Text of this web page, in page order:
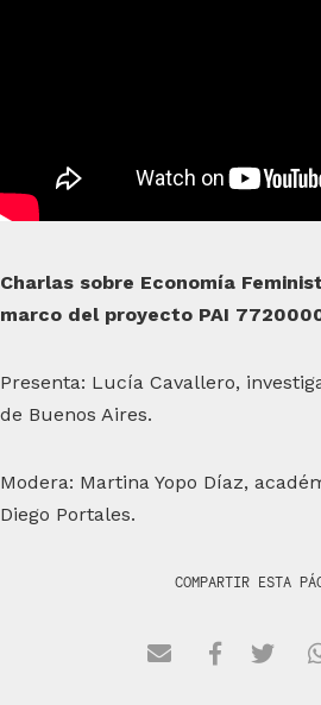
Charlas sobre Economía
marco del proyecto PAI
Presenta: Lucía Cavallero,
de Buenos Aires.
Modera: Martina Yopo Díaz,
Diego Portales.
COMPARTIR ESTA